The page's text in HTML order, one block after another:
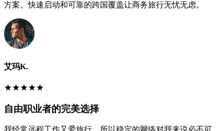
方案。快速启动和可靠的跨国覆盖让商务旅行无忧无虑。
艾玛K.
★★★★★
自由职业者的完美选择